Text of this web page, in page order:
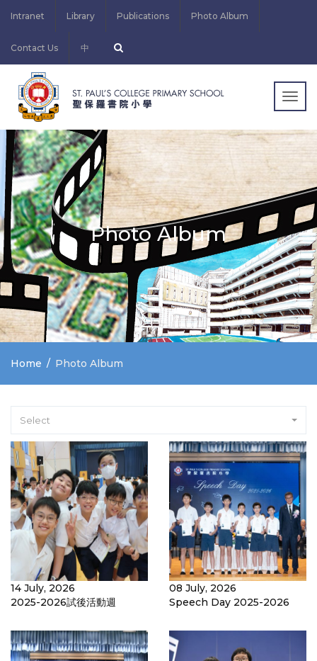
Intranet Library Publications Photo Album
Contact Us 中
Photo Album
Home Photo Album
Select
14 July, 2026
2025-2026試後活動週
08 July, 2026
Speech Day 2025-2026